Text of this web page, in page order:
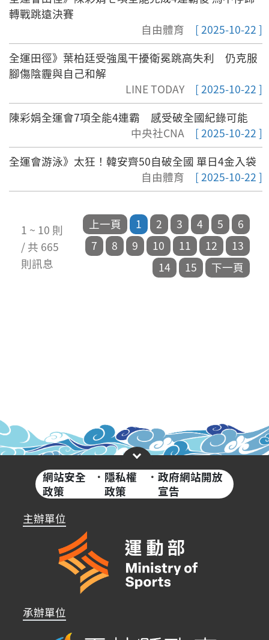
轉戰跳遠決賽
自由體育 [ 2025-10-22 ]
全運田徑》葉柏廷受強風干擾衛冕跳高失利 仍克服
腳傷陰霾與自己和解
LINE TODAY[ 2025-10-22 ]
陳彩娟全運會7項全能4連霸 感受破全國紀錄可能
中央社CNA [ 2025-10-22 ]
全運會游泳》太狂！韓安齊50自破全國 單日4金入袋
自由體育 [ 2025-10-22 ]
1 ~ 10 則
/ 共 665
則訊息
網站安全
政策
· 隱私權
政策
·政府網站開放
宣告
主辦單位
承辦單位